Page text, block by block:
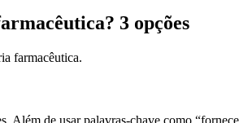
3 opções
farmacêutica.
de usar palavras-chave como